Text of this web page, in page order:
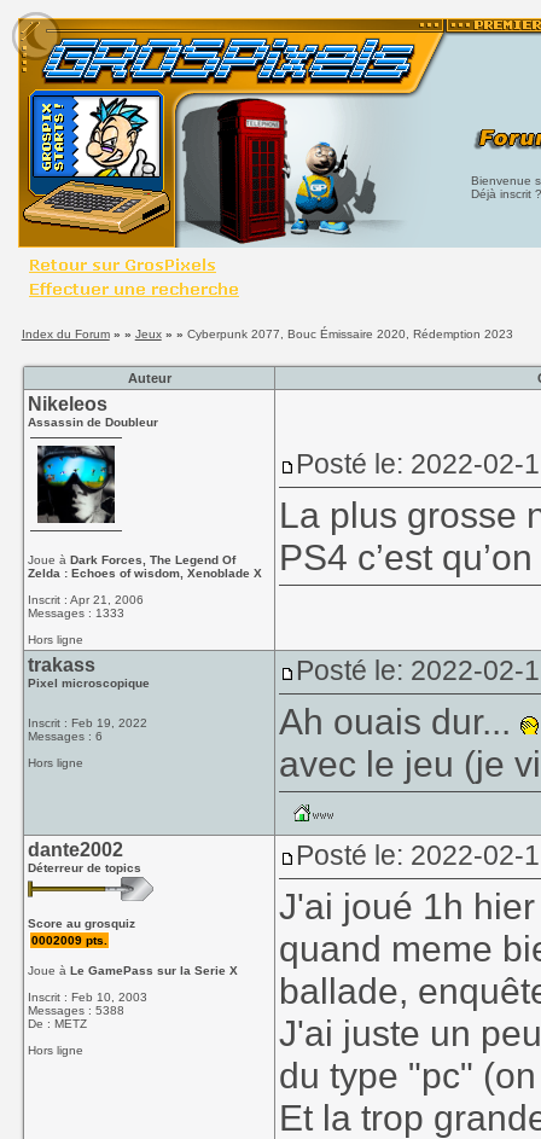
Bienvenue
Déjà inscrit
Index du Forum» » Jeux» » Cyberpunk 2077, Bouc Émissaire 2020, Rédemption 2023
Auteur
Nikeleos
Assassin de Doubleur
Joue àDark Forces, The Legend Of
Zelda : Echoes of wisdom, Xenoblade X
Inscrit : Apr 21, 2006
Messages : 1333
Hors ligne
Posté le: 2022-02-
La plus grosse
PS4 c’est
trakass
Pixel microscopique
Inscrit : Feb 19, 2022
Messages : 6
Hors ligne
Posté le: 2022-02-
Ah ouais dur...
avec le jeu (je
dante2002
Déterreur de topics
Score au grosquiz
0002009 pts.
Joue àLe GamePass sur la Serie X
Inscrit : Feb 10, 2003
Messages : 5388
De : METZ
Hors ligne
Posté le: 2022-02-
J'ai joué 1h
quand meme
ballade,
J'ai juste un
du type "pc"
Et la trop